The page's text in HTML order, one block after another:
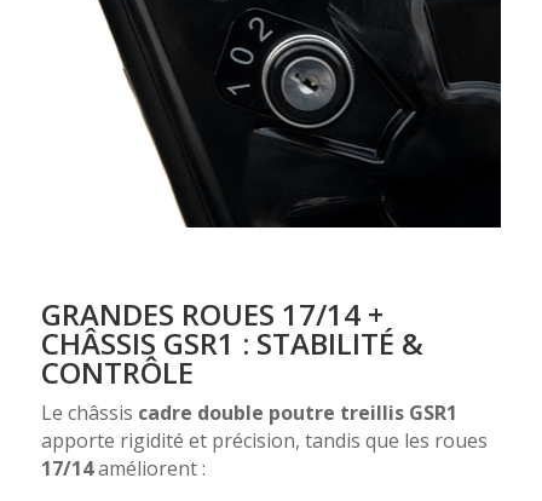
GRANDES ROUES 17/14 +
CHÂSSIS GSR1 : STABILITÉ &
CONTRÔLE
Le châssis cadre double poutre treillis GSR1
apporte rigidité et précision, tandis que les roues
17/14améliorent :